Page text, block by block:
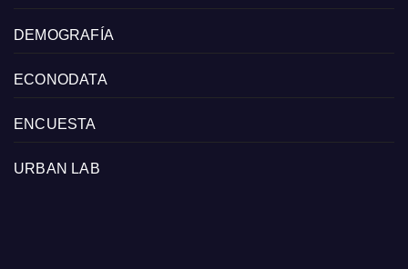
DEMOGRAFÍA
ECONODATA
ENCUESTA
URBAN LAB